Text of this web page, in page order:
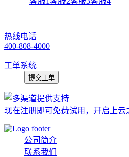
热线电话
400-808-4000
工单系统
提交工单
现在注册即可免费试用，开启上云
公司简介
联系我们